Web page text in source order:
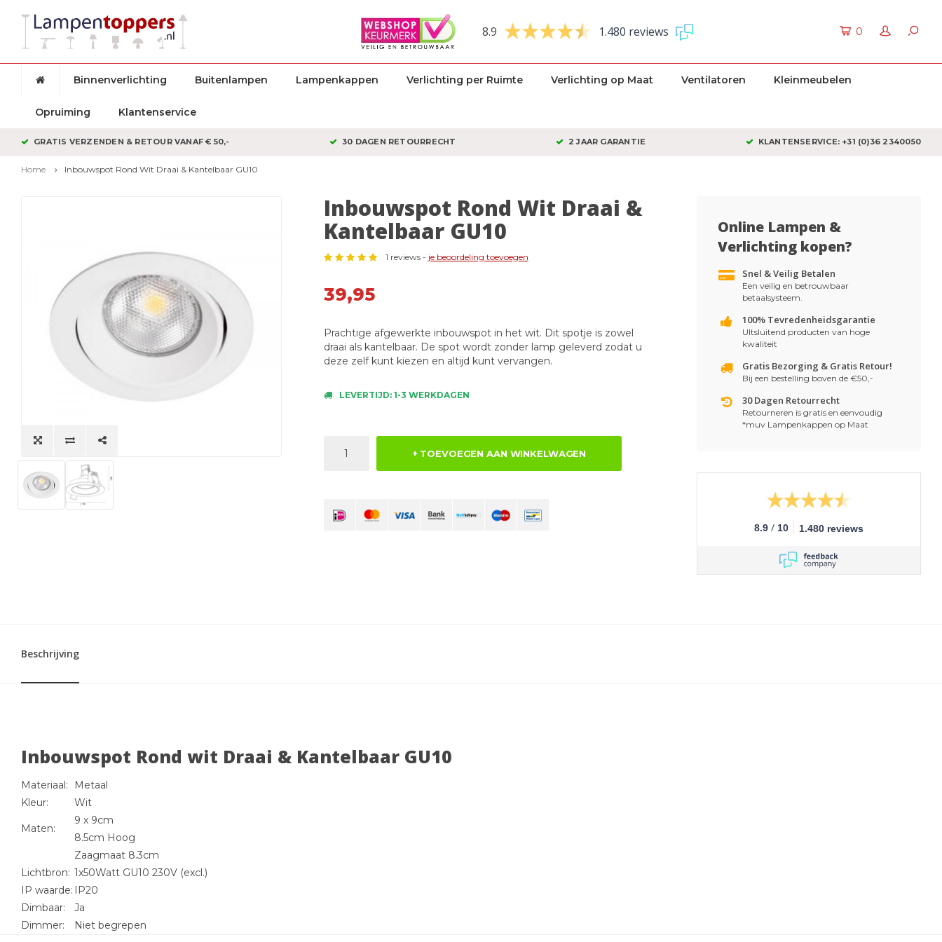
8.9 1.480 reviews 0
Binnenverlichting Buitenlampen Lampenkappen Verlichting per Ruimte Verlichting op Maat Ventilatoren Kleinmeubelen
Opruiming Klantenservice
GRATIS VERZENDEN & RETOUR VANAF € 50,- 30 DAGEN RETOURRECHT 2 JAAR GARANTIE KLANTENSERVICE: +31 (0)36 2340050
Home Inbouwspot Rond Wit Draai & Kantelbaar GU10
Inbouwspot Rond Wit Draai &
Kantelbaar GU10
1 reviews - je beoordeling toevoegen
39,95
Prachtige afgewerkte inbouwspot in het wit. Dit spotje is zowel
draai als kantelbaar. De spot wordt zonder lamp geleverd zodat u
deze zelf kunt kiezen en altijd kunt vervangen.
LEVERTIJD: 1-3 WERKDAGEN
+ TOEVOEGEN AAN WINKELWAGEN
Online Lampen &
Verlichting kopen?
Snel & Veilig Betalen
Een veilig en betrouwbaar
betaalsysteem.
100% Tevredenheidsgarantie
UItsluitend producten van hoge
kwaliteit
Gratis Bezorging & Gratis Retour!
Bij een bestelling boven de €50,-
30 Dagen Retourrecht
Retourneren is gratis en eenvoudig
*muv Lampenkappen op Maat
8.9 / 10 1.480 reviews
Beschrijving
Inbouwspot Rond wit Draai & Kantelbaar GU10
Materiaal:
Metaal
Kleur:
Wit
Maten:
9 x 9cm
8.5cm Hoog
Zaagmaat 8.3cm
Lichtbron: 1x50Watt GU10 230V (excl.)
IP waarde: IP20
Dimbaar:
Ja
Dimmer:
Niet begrepen